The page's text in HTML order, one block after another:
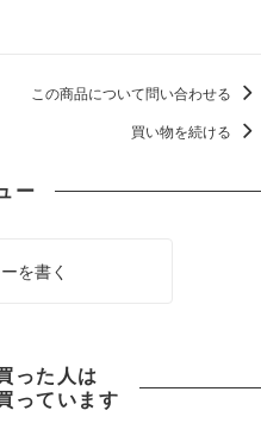
この商品について問い合わせる
買い物を続ける
ー
を書く
った人は
っています